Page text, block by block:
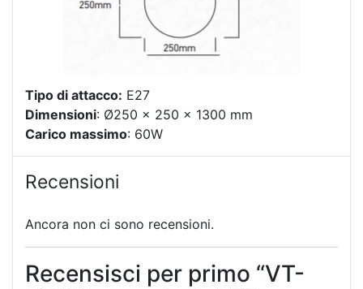
Tipo di attacco: E27
Dimensioni: Ø250 x 250 x 1300 mm
Carico massimo: 60W
Recensioni
Ancora non ci sono recensioni.
Recensisci per primo “VT-